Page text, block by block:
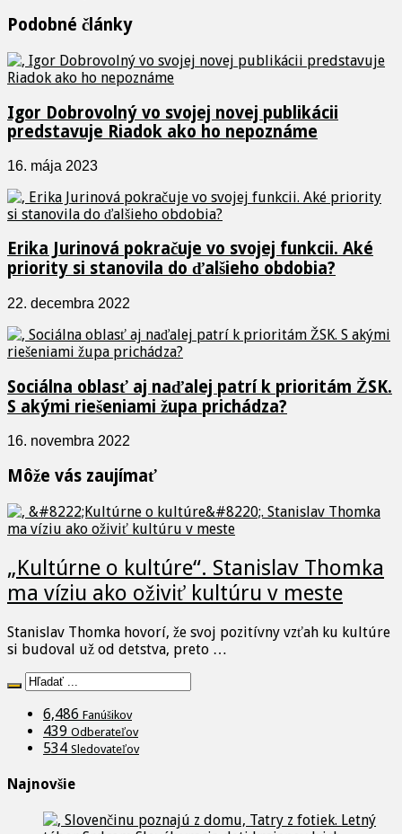
Podobné články
Igor Dobrovolný vo svojej novej publikácii
predstavuje Riadok ako ho nepoznáme
16. mája 2023
Erika Jurinová pokračuje vo svojej funkcii. Aké
priority si stanovila do ďalšieho obdobia?
22. decembra 2022
Sociálna oblasť aj naďalej patrí k prioritám ŽSK.
S akými riešeniami župa prichádza?
16. novembra 2022
Môže vás zaujímať
„Kultúrne o kultúre“. Stanislav Thomka
ma víziu ako oživiť kultúru v meste
Stanislav Thomka hovorí, že svoj pozitívny vzťah ku kultúre
si budoval už od detstva, preto …
6,486 Fanúšikov
439 Odberateľov
534 Sledovateľov
Najnovšie